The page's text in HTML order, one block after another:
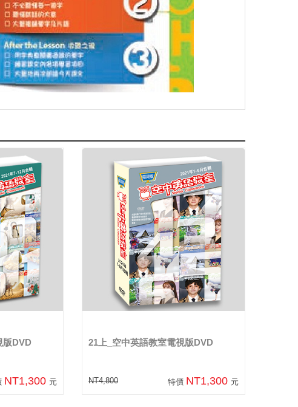
版DVD
NT1,300 元
21上_空中英語教室電視版DVD
NT4,800 特價 NT1,300 元